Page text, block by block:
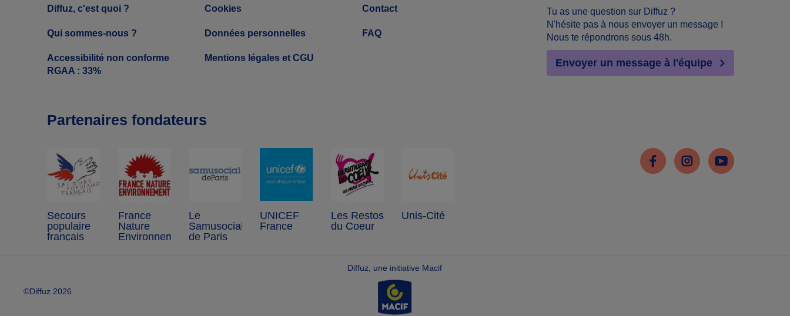
Diffuz, c'est quoi ?
Qui sommes-nous ?
Accessibilité non conforme
RGAA : 33%
Cookies
Données personnelles
Mentions légales et CGU
Contact
FAQ
Tu as une question sur Diffuz ?
N'hésite pas à nous envoyer un message !
Nous te répondrons sous 48h.
Envoyer un message à l'équipe
Partenaires fondateurs
Secours
populaire
français
France
Nature
Environnement
Le
Samusocial
de Paris
UNICEF
France
Les Restos
du Coeur
Unis-Cité
FacebookInstagramYoutube
©Diffuz 2026
Diffuz, une initiative Macif